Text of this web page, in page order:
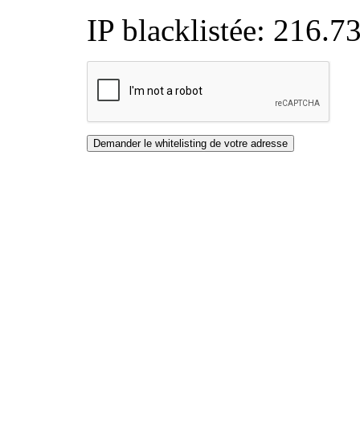
IP blacklistée: